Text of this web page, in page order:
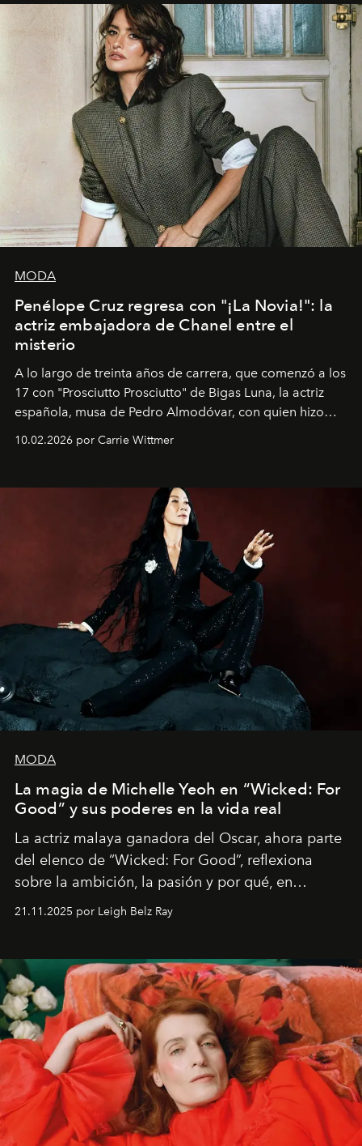
MODA
Penélope Cruz regresa con "¡La Novia!": la
actriz embajadora de Chanel entre el
misterio
A lo largo de treinta años de carrera, que comenzó a los
17 con "Prosciutto Prosciutto" de Bigas Luna, la actriz
española, musa de Pedro Almodóvar, con quien hizo
Barcelona", ha dividido su tiempo entre Europa y
dirigida por Maggie Gyllenhaal.
10.02.2026 por Carrie Wittmer
MODA
La magia de Michelle Yeoh en “Wicked: For
Good” y sus poderes en la vida real
La actriz malaya ganadora del Oscar, ahora parte
del elenco de “Wicked: For Good”, reflexiona
sobre la ambición, la pasión y por qué, en
ocasiones, la introspección puede esperar. “Es
importa si no lo entienden’”, confiesa.
21.11.2025 por Leigh Belz Ray